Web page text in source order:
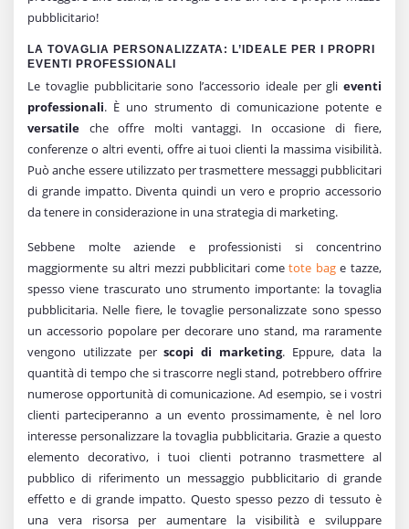
pubblicitario!
LA TOVAGLIA PERSONALIZZATA: L’IDEALE PER I PROPRI
EVENTI PROFESSIONALI
Le tovaglie pubblicitarie sono l’accessorio ideale per gli eventi
professionali. È uno strumento di comunicazione potente e
versatile che offre molti vantaggi. In occasione di fiere,
conferenze o altri eventi, offre ai tuoi clienti la massima visibilità.
Può anche essere utilizzato per trasmettere messaggi pubblicitari
di grande impatto. Diventa quindi un vero e proprio accessorio
da tenere in considerazione in una strategia di marketing.
Sebbene molte aziende e professionisti si concentrino
maggiormente su altri mezzi pubblicitari cometote bage tazze,
spesso viene trascurato uno strumento importante: la tovaglia
pubblicitaria. Nelle fiere, le tovaglie personalizzate sono spesso
un accessorio popolare per decorare uno stand, ma raramente
vengono utilizzate perscopi di marketing. Eppure, data la
quantità di tempo che si trascorre negli stand, potrebbero offrire
numerose opportunità di comunicazione. Ad esempio, se i vostri
clienti parteciperanno a un evento prossimamente, è nel loro
interesse personalizzare la tovaglia pubblicitaria. Grazie a questo
elemento decorativo, i tuoi clienti potranno trasmettere al
pubblico di riferimento un messaggio pubblicitario di grande
effetto e di grande impatto. Questo spesso pezzo di tessuto è
una vera risorsa per aumentare la visibilità e sviluppare